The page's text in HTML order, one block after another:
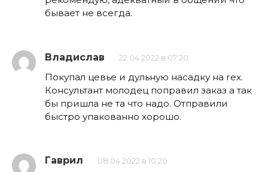
бывает не всегда.
Владислав 22.04.2022 в 07:20
Покупал цевье и дульную насадку на rex.
Консультант молодец поправил заказ а так
бы пришла не та что надо. Отправили
быстро упакованно хорошо.
Гаврил 08.04.2022 в 10:20